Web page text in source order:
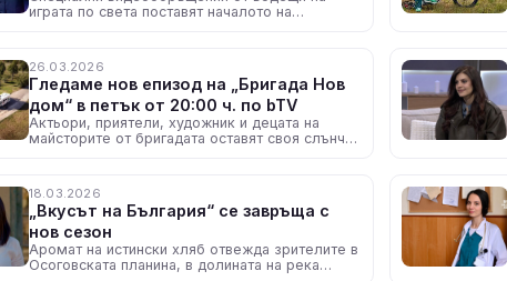
играта по света поставят началото на
26.03.2026
Гледаме нов епизод на „Бригада Нов
дом“ в петък от 20:00 ч. по bTV
Актьори, приятели, художник и децата на
майсторите от бригадата оставят своя слънчев
18.03.2026
„Вкусът на България“ се завръща с
нов сезон
Аромат на истински хляб отвежда зрителите в
Осоговската планина, в долината на река